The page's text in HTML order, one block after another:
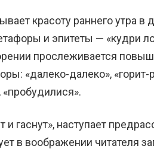
красоту раннего утра
и эпитеты — «кудри
прослеживается
«далеко-далеко», «горит-
гаснут», наступает
в воображении читателя